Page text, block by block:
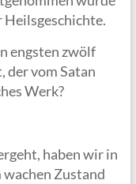
Heilsgeschichte.
engsten zwölf
der vom Satan
Werk?
haben wir in
Zustand